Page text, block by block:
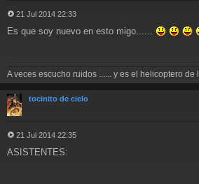
e
j
e
21 Jul 2014 22:33
Es que soy nuevo en esto migo......
A veces escucho ruidos ...... y es el helicoptero
tocinito de cielo
e
21 Jul 2014 22:35
ASISTENTES: